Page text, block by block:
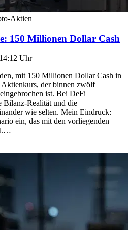
Aktien
150 Millionen Dollar Cash
Uhr
mit 150 Millionen Dollar Cash in
der binnen zwölf
ist. Bei DeFi
Bilanz-Realität und die
wie selten. Mein Eindruck:
ein, das mit den vorliegenden